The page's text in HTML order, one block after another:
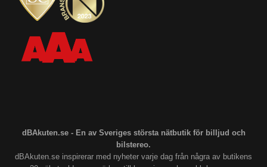
dBAkuten.se - En av Sveriges största nätbutik för billjud och
bilstereo.
dBAkuten.se inspirerar med nyheter varje dag från några av butikens